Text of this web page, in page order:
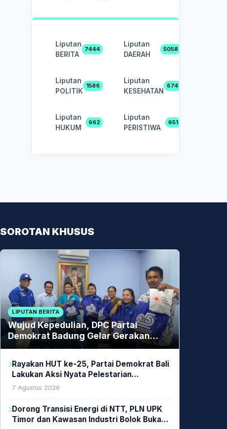
Liputan
BERITA
7444
Liputan
DAERAH
5058
Liputan
POLITIK
1586
Liputan
KESEHATAN
674
Liputan
HUKUM
662
Liputan
PERISTIWA
651
SOROTAN KHUSUS
LIPUTAN BERITA
Wujud Kepedulian, DPC Partai
Demokrat Badung Gelar Gerakan
Donor Darah
Rayakan HUT ke-25, Partai Demokrat Bali
Lakukan Aksi Nyata Pelestarian
Lingkungan
7 Agustus 2026
Dorong Transisi Energi di NTT, PLN UPK
Timor dan Kawasan Industri Bolok Buka